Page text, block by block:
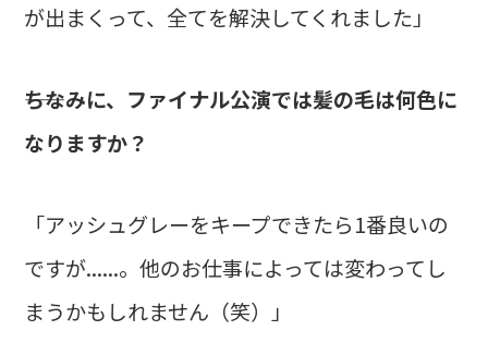
が出まくって、全てを解決してくれました」
――ちなみに、ファイナル公演では髪の毛は何色に
なりますか？
「アッシュグレーをキープできたら1番良いの
ですが......。他のお仕事によっては変わってし
まうかもしれません（笑）」